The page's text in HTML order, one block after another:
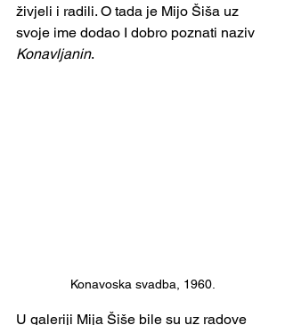
živjeli i radili. O tada je Mijo Šiša uz
svoje ime dodao I dobro poznati naziv
Konavljanin.
Konavoska svadba, 1960.
U galeriji Mija Šiše bile su uz radove